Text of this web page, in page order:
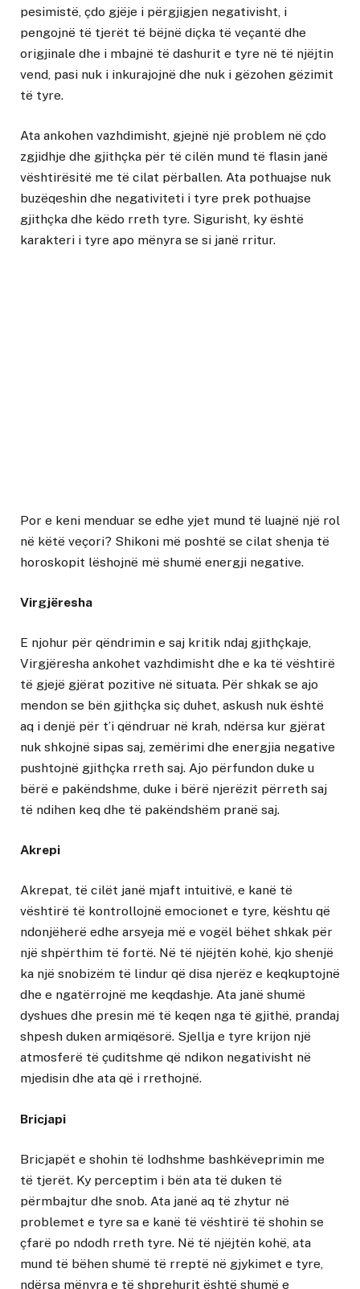
pesimistë, çdo gjëje i përgjigjen negativisht, i
pengojnë të tjerët të bëjnë diçka të veçantë dhe
origjinale dhe i mbajnë të dashurit e tyre në të njëjtin
vend, pasi nuk i inkurajojnë dhe nuk i gëzohen gëzimit
të tyre.
Ata ankohen vazhdimisht, gjejnë një problem në çdo
zgjidhje dhe gjithçka për të cilën mund të flasin janë
vështirësitë me të cilat përballen. Ata pothuajse nuk
buzëqeshin dhe negativiteti i tyre prek pothuajse
gjithçka dhe këdo rreth tyre. Sigurisht, ky është
karakteri i tyre apo mënyra se si janë rritur.
Por e keni menduar se edhe yjet mund të luajnë një rol
në këtë veçori? Shikoni më poshtë se cilat shenja të
horoskopit lëshojnë më shumë energji negative.
Virgjëresha
E njohur për qëndrimin e saj kritik ndaj gjithçkaje,
Virgjëresha ankohet vazhdimisht dhe e ka të vështirë
të gjejë gjërat pozitive në situata. Për shkak se ajo
mendon se bën gjithçka siç duhet, askush nuk është
aq i denjë për t’i qëndruar në krah, ndërsa kur gjërat
nuk shkojnë sipas saj, zemërimi dhe energjia negative
pushtojnë gjithçka rreth saj. Ajo përfundon duke u
bërë e pakëndshme, duke i bërë njerëzit përreth saj
të ndihen keq dhe të pakëndshëm pranë saj.
Akrepi
Akrepat, të cilët janë mjaft intuitivë, e kanë të
vështirë të kontrollojnë emocionet e tyre, kështu që
ndonjëherë edhe arsyeja më e vogël bëhet shkak për
një shpërthim të fortë. Në të njëjtën kohë, kjo shenjë
ka një snobizëm të lindur që disa njerëz e keqkuptojnë
dhe e ngatërrojnë me keqdashje. Ata janë shumë
dyshues dhe presin më të keqen nga të gjithë, prandaj
shpesh duken armiqësorë. Sjellja e tyre krijon një
atmosferë të çuditshme që ndikon negativisht në
mjedisin dhe ata që i rrethojnë.
Bricjapi
Bricjapët e shohin të lodhshme bashkëveprimin me
të tjerët. Ky perceptim i bën ata të duken të
përmbajtur dhe snob. Ata janë aq të zhytur në
problemet e tyre sa e kanë të vështirë të shohin se
çfarë po ndodh rreth tyre. Në të njëjtën kohë, ata
mund të bëhen shumë të rreptë në gjykimet e tyre,
ndërsa mënyra e të shprehurit është shumë e